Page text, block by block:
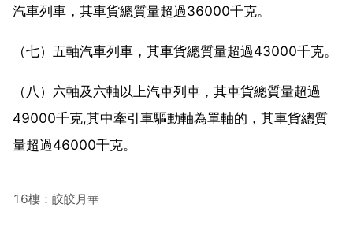
汽車列車，其車貨總質量超過36000千克。
（七）五軸汽車列車，其車貨總質量超過43000千克。
（八）六軸及六軸以上汽車列車，其車貨總質量超過
49000千克,其中牽引車驅動軸為單軸的，其車貨總質
量超過46000千克。
16樓：皎皎月華